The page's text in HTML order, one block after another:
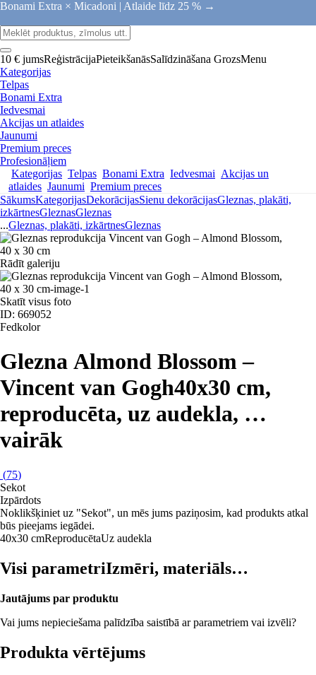
Bonami Extra × Micadoni | Atlaide līdz 25 % →
10 € jumsReģistrācijaPieteikšanāsSalīdzināšana GrozsMenu
Kategorijas
Telpas
Bonami Extra
Iedvesmai
Akcijas un atlaides
Jaunumi
Premium preces
Profesionāļiem
Kategorijas Telpas Bonami Extra Iedvesmai Akcijas un
atlaides Jaunumi Premium preces
SākumsKategorijasDekorācijasSienu dekorācijasGleznas, plakāti,
izkārtnesGleznasGleznas
...Gleznas, plakāti, izkārtnesGleznas
Rādīt galeriju
Skatīt visus foto
ID: 669052
Fedkolor
Glezna Almond Blossom –
Vincent van Gogh40x30 cm,
reproducēta, uz audekla, …
vairāk
(75)
Sekot
Izpārdots
Noklikšķiniet uz "Sekot", un mēs jums paziņosim, kad produkts atkal
būs pieejams iegādei.
40x30 cmReproducētaUz audekla
Visi parametriIzmēri, materiāls…
Jautājums par produktu
Vai jums nepieciešama palīdzība saistībā ar parametriem vai izvēli?
Produkta vērtējums